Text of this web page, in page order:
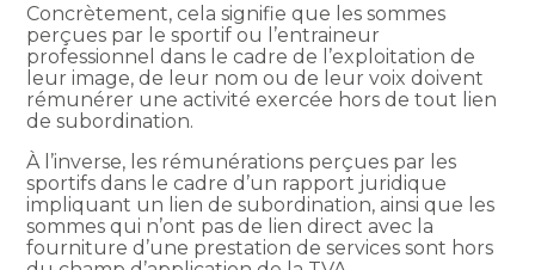
Concrètement, cela signifie que les sommes
perçues par le sportif ou l’entraineur
professionnel dans le cadre de l’exploitation de
leur image, de leur nom ou de leur voix doivent
rémunérer une activité exercée hors de tout lien
de subordination.
À l’inverse, les rémunérations perçues par les
sportifs dans le cadre d’un rapport juridique
impliquant un lien de subordination, ainsi que les
sommes qui n’ont pas de lien direct avec la
fourniture d’une prestation de services sont hors